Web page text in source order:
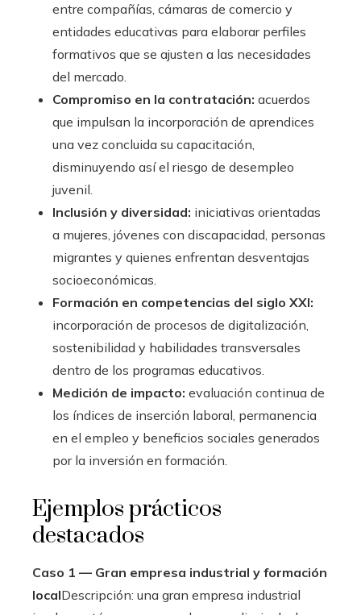
entre compañías, cámaras de comercio y
entidades educativas para elaborar perfiles
formativos que se ajusten a las necesidades
del mercado.
Compromiso en la contratación: acuerdos
que impulsan la incorporación de aprendices
una vez concluida su capacitación,
disminuyendo así el riesgo de desempleo
juvenil.
Inclusión y diversidad: iniciativas orientadas
a mujeres, jóvenes con discapacidad, personas
migrantes y quienes enfrentan desventajas
socioeconómicas.
Formación en competencias del siglo XXI:
incorporación de procesos de digitalización,
sostenibilidad y habilidades transversales
dentro de los programas educativos.
Medición de impacto: evaluación continua de
los índices de inserción laboral, permanencia
en el empleo y beneficios sociales generados
por la inversión en formación.
Ejemplos prácticos
destacados
Caso 1 — Gran empresa industrial y formación
localDescripción: una gran empresa industrial